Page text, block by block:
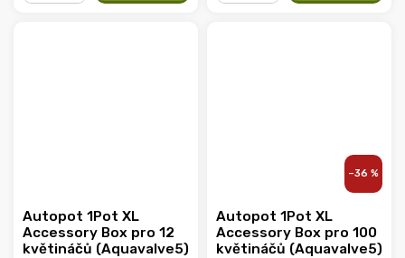
Autopot 1Pot XL
Accessory Box pro 12
květináčů (Aquavalve5)
–36 %
Autopot 1Pot XL
Accessory Box pro 100
květináčů (Aquavalve5)